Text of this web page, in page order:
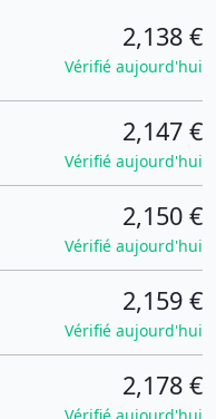
2,138 €
Vérifié aujourd'hui
2,147 €
Vérifié aujourd'hui
2,150 €
Vérifié aujourd'hui
2,159 €
Vérifié aujourd'hui
2,178 €